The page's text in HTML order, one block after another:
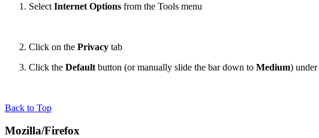
Select Internet Options from the Tools menu
Click on the Privacy tab
Click the Default button (or manually slide the bar down to Medium) under
Back to Top
Mozilla/Firefox